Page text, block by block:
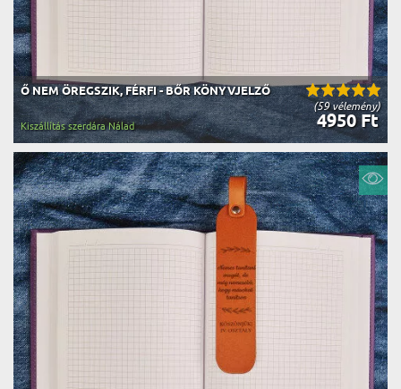
(59 vélemény)
Ő NEM ÖREGSZIK, FÉRFI - BŐR KÖNYVJELZŐ
4950 Ft
Kiszállítás szerdára Nálad